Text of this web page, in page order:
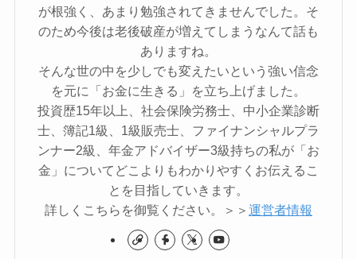
が根強く、あまり勉強されてきませんでした。そ
のため今後は老後破産が増えてしまうなんて話も
ありますね。
そんな世の中を少しでも変えたいという強い信念
を元に「お金に生きる」を立ち上げました。
投資歴15年以上、社会保険労務士、中小企業診断
士、簿記1級、1級販売士、ファイナンシャルプラ
ンナー2級、年金アドバイザー3級持ちの私が「お
金」についてどこよりもわかりやすくお伝えるこ
とを目指していきます。
詳しくこちらを御覧ください。＞＞ 運営者情報